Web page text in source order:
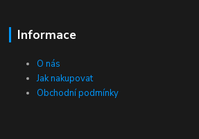
Informace
O nás
Jak nakupovat
Obchodní podmínky